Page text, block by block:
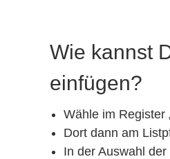
Wie kannst
einfügen?
Wähle im Register
Dort dann am
In der Auswahl